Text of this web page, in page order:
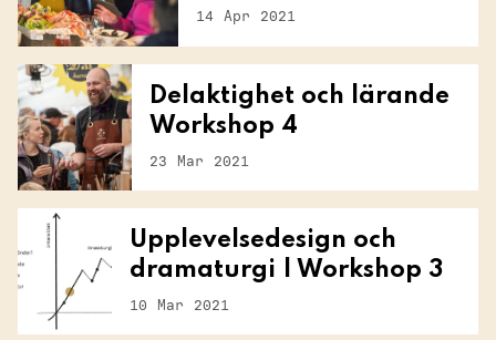
14 Apr 2021
Delaktighet och lärande
Workshop 4
23 Mar 2021
Upplevelsedesign och
dramaturgi | Workshop 3
10 Mar 2021